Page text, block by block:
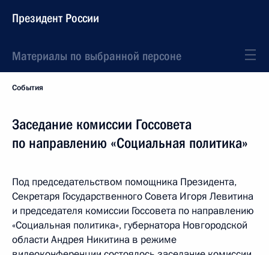
Президент России
Материалы по выбранной персоне
События
Заседание комиссии Госсовета
по направлению «Социальная политика»
Под председательством помощника Президента,
Секретаря Государственного Совета Игоря Левитина
и председателя комиссии Госсовета по направлению
«Социальная политика», губернатора Новгородской
области Андрея Никитина в режиме